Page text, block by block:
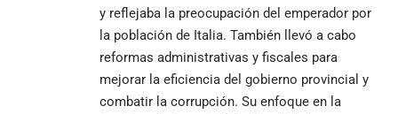
y reflejaba la preocupación del emperador por
la población de Italia. También llevó a cabo
reformas administrativas y fiscales para
mejorar la eficiencia del gobierno provincial y
combatir la corrupción. Su enfoque en la